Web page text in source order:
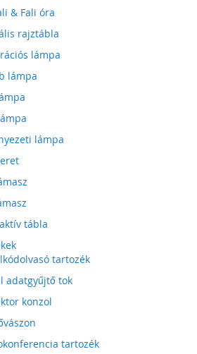
& Fali óra
rajztábla
lámpa
lámpa
lámpa
tábla
tartozék
adatgyűjtő tok
konzol
tartozék